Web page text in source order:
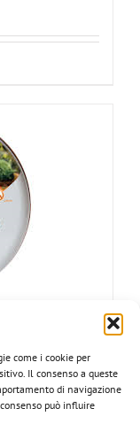
come i cookie per
Il consenso a queste
di navigazione
può influire